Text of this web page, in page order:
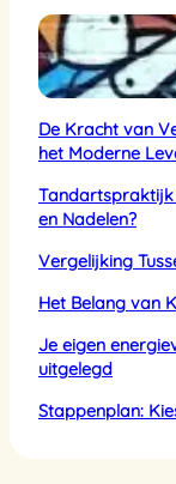
De Kracht van
het Moderne
en Nadelen?
Vergelijking
Het Belang van
Je eigen
uitgelegd
Stappenplan: